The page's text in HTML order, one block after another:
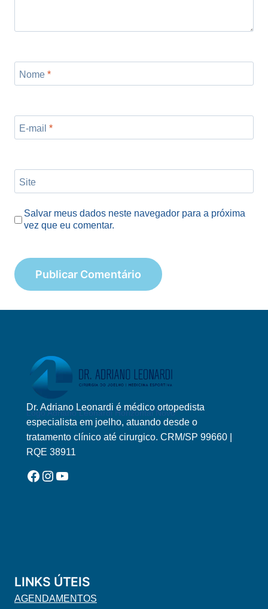
Nome *
E-mail *
Site
Salvar meus dados neste navegador para a próxima
vez que eu comentar.
Logo Adriano Leonardi Horizontal Novo
Dr. Adriano Leonardi é médico ortopedista
especialista em joelho, atuando desde o
tratamento clínico até cirurgico. CRM/SP 99660 |
RQE 38911
Facebook
Instagram
YouTube
LINKS ÚTEIS
AGENDAMENTOS